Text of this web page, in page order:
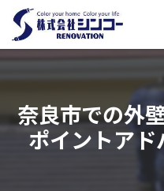
奈良市での外
ポイントアド